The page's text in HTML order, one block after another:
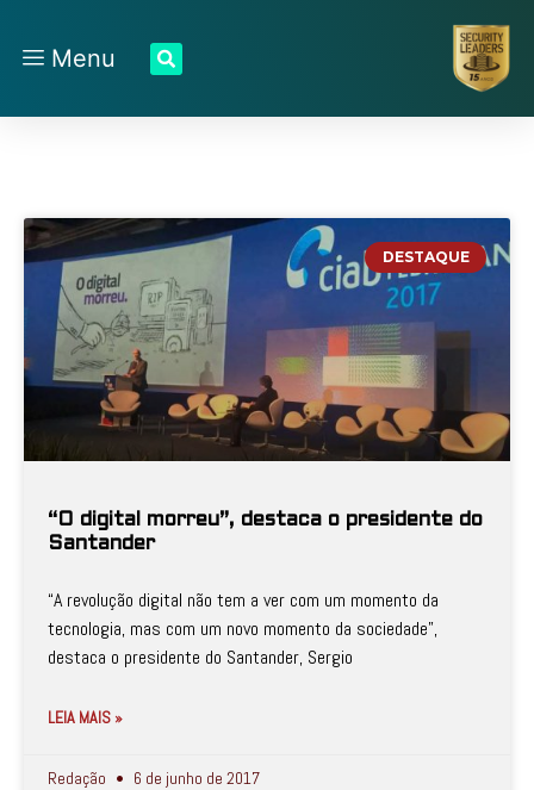
Menu
DESTAQUE
“O digital morreu”, destaca o presidente do
Santander
“A revolução digital não tem a ver com um momento da
tecnologia, mas com um novo momento da sociedade”,
destaca o presidente do Santander, Sergio
LEIA MAIS »
Redação 6 de junho de 2017